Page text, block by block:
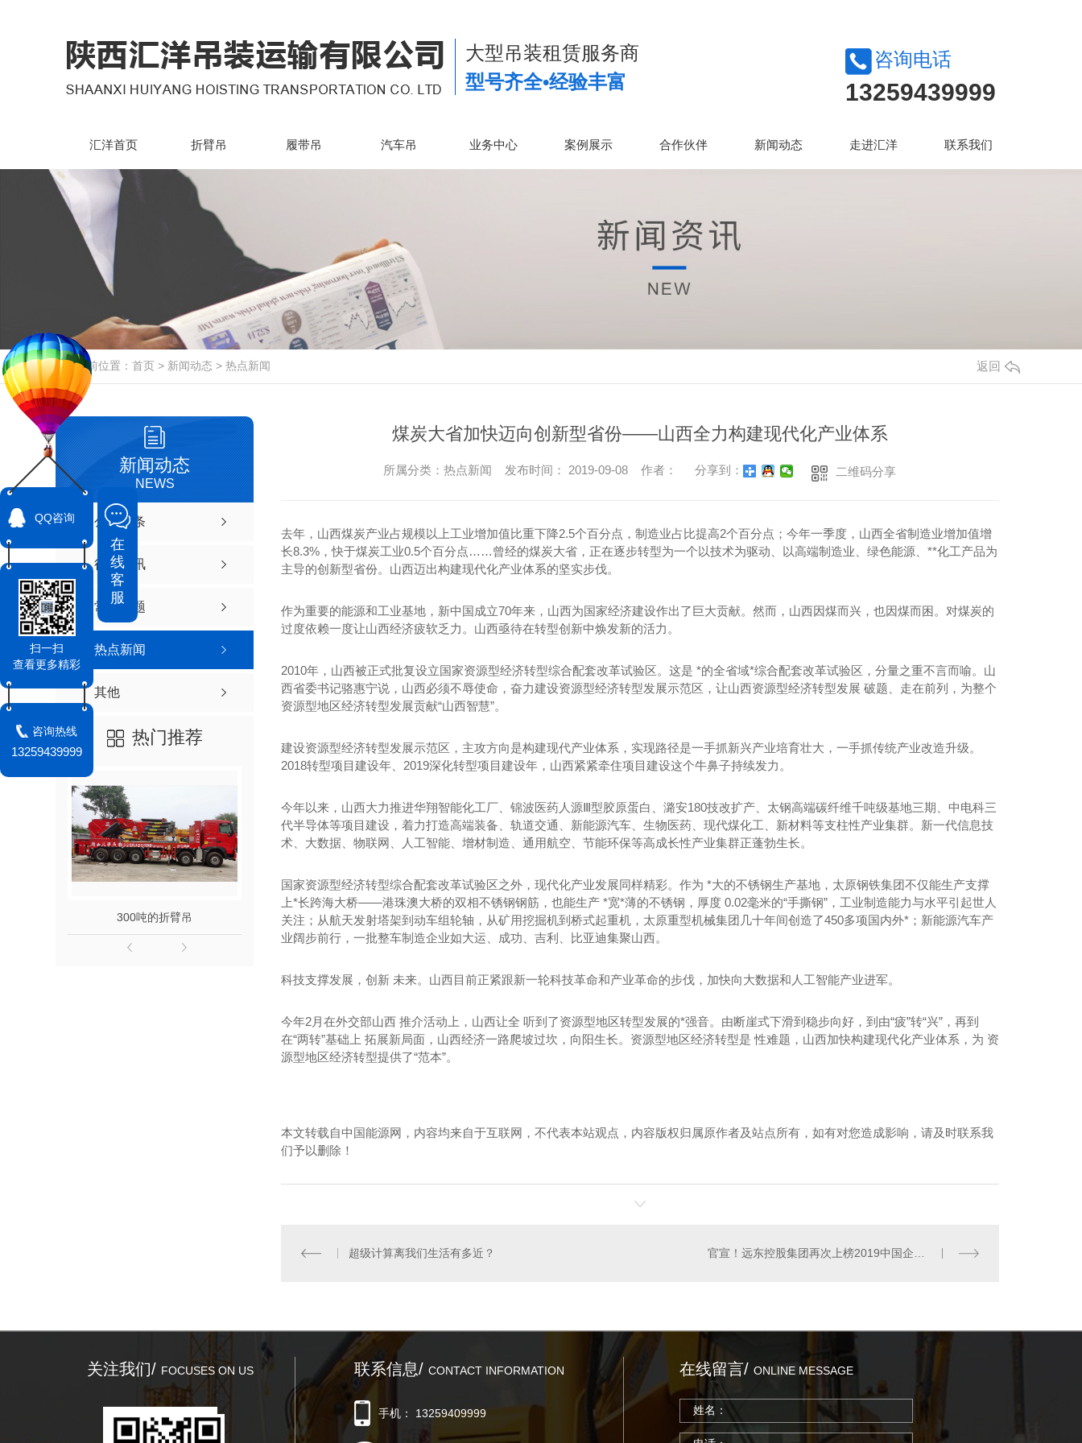
大型吊装租赁服务商
型号齐全•经验丰富
咨询电话
13259439999
汇洋首页 折臂吊 履带吊 汽车吊 业务中心 案例展示 合作伙伴 新闻动态 走进汇洋 联系我们
当前位置： 首页 > 新闻动态 > 热点新闻 返回
新闻动态
NEWS
公司头条
行业资讯
常见问题
热点新闻
其他
热门推荐
300吨的折臂吊 陕西汇洋吊装运输有限公司新舔一台12吨一台14随车吊 西安吊装租赁哪家好 西安吊装租赁公司
煤炭大省加快迈向创新型省份——山西全力构建现代化产业体系
所属分类：热点新闻 发布时间： 2019-09-08 作者： 分享到： 二维码分享
去年，山西煤炭产业占规模以上工业增加值比重下降2.5个百分点，制造业占比提高2个百分点；今年一季度，山西全省制造业增加值增
长8.3%，快于煤炭工业0.5个百分点……曾经的煤炭大省，正在逐步转型为一个以技术为驱动、以高端制造业、绿色能源、**化工产品为
主导的创新型省份。山西迈出构建现代化产业体系的坚实步伐。
作为重要的能源和工业基地，新中国成立70年来，山西为国家经济建设作出了巨大贡献。然而，山西因煤而兴，也因煤而困。对煤炭的
过度依赖一度让山西经济疲软乏力。山西亟待在转型创新中焕发新的活力。
2010年，山西被正式批复设立国家资源型经济转型综合配套改革试验区。这是 *的全省域*综合配套改革试验区，分量之重不言而喻。山
西省委书记骆惠宁说，山西必须不辱使命，奋力建设资源型经济转型发展示范区，让山西资源型经济转型发展 破题、走在前列，为整个
资源型地区经济转型发展贡献“山西智慧”。
建设资源型经济转型发展示范区，主攻方向是构建现代产业体系，实现路径是一手抓新兴产业培育壮大，一手抓传统产业改造升级。
2018转型项目建设年、2019深化转型项目建设年，山西紧紧牵住项目建设这个牛鼻子持续发力。
今年以来，山西大力推进华翔智能化工厂、锦波医药人源Ⅲ型胶原蛋白、潞安180技改扩产、太钢高端碳纤维千吨级基地三期、中电科三
代半导体等项目建设，着力打造高端装备、轨道交通、新能源汽车、生物医药、现代煤化工、新材料等支柱性产业集群。新一代信息技
术、大数据、物联网、人工智能、增材制造、通用航空、节能环保等高成长性产业集群正蓬勃生长。
国家资源型经济转型综合配套改革试验区之外，现代化产业发展同样精彩。作为 *大的不锈钢生产基地，太原钢铁集团不仅能生产支撑
上*长跨海大桥——港珠澳大桥的双相不锈钢钢筋，也能生产 *宽*薄的不锈钢，厚度 0.02毫米的“手撕钢”，工业制造能力与水平引起世人
关注；从航天发射塔架到动车组轮轴，从矿用挖掘机到桥式起重机，太原重型机械集团几十年间创造了450多项国内外*；新能源汽车产
业阔步前行，一批整车制造企业如大运、成功、吉利、比亚迪集聚山西。
科技支撑发展，创新 未来。山西目前正紧跟新一轮科技革命和产业革命的步伐，加快向大数据和人工智能产业进军。
今年2月在外交部山西 推介活动上，山西让全 听到了资源型地区转型发展的*强音。由断崖式下滑到稳步向好，到由“疲”转“兴”，再到
在“两转”基础上 拓展新局面，山西经济一路爬坡过坎，向阳生长。资源型地区经济转型是 性难题，山西加快构建现代化产业体系，为 资
源型地区经济转型提供了“范本”。
本文转载自中国能源网，内容均来自于互联网，不代表本站观点，内容版权归属原作者及站点所有，如有对您造成影响，请及时联系我
们予以删除！
超级计算离我们生活有多近？ 官宣！远东控股集团再次上榜2019中国企业500强
关注我们/ FOCUSES ON US 联系信息/ CONTACT INFORMATION
手机： 13259409999
在线留言/ ONLINE MESSAGE
QQ咨询
扫一扫
查看更多精彩
咨询热线
13259439999
在
线
客
服